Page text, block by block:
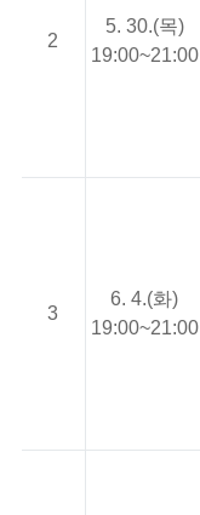
2
5. 30.(목)
19:00~21:00
3
6. 4.(화)
19:00~21:00